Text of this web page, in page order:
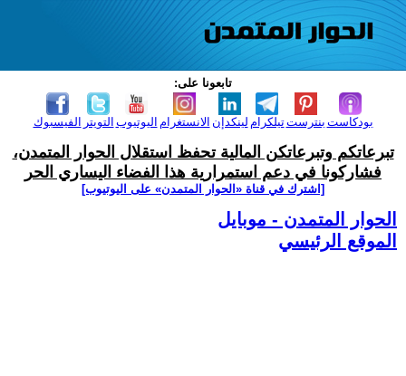
تابعونا على:
الفيسبوك التويتر اليوتيوب الانستغرام لينكدإن تيلكرامبنترست بودكاست
تبرعاتكم وتبرعاتكن المالية تحفظ استقلال الحوار المتمدن،
فشاركونا في دعم استمرارية هذا الفضاء اليساري الحر
[اشترك في قناة ‫«الحوار المتمدن» على اليوتيوب]
الحوار المتمدن - موبايل
الموقع الرئيسي